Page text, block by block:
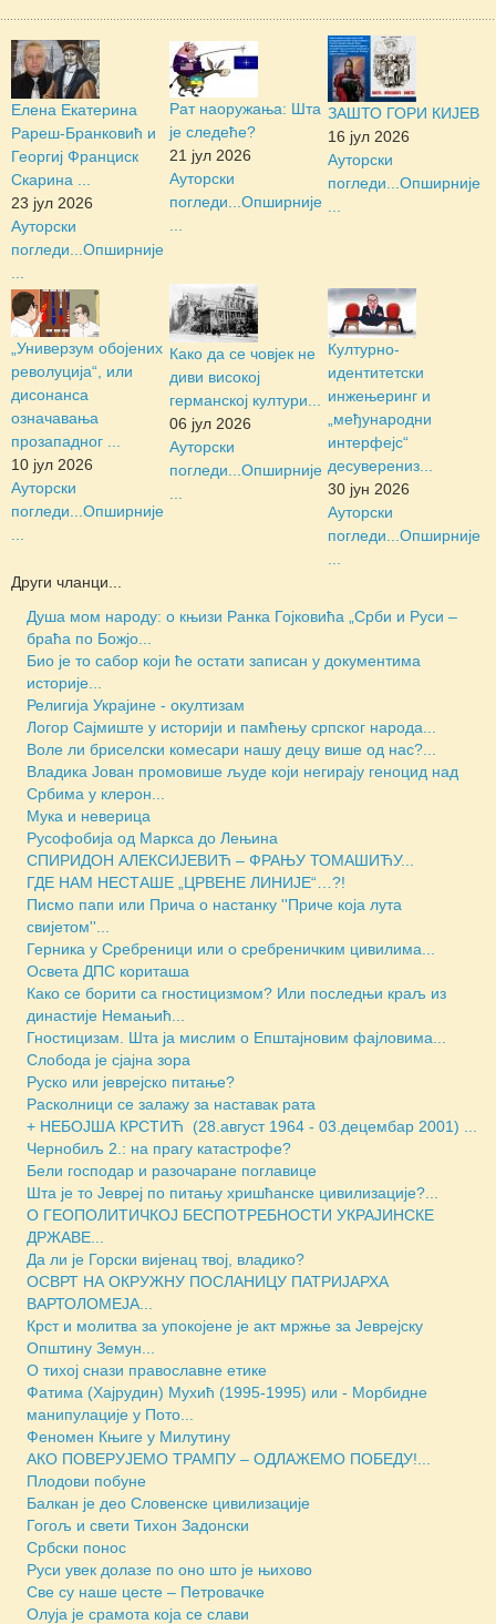
Елена Екатерина
Рареш-Бранковић и
Георгиј Франциск
Скарина ...
23 јул 2026
Ауторски
погледи... Опширније
Рат наоружања: Шта
је следеће?
21 јул 2026
Ауторски
погледи... Опширније
ЗАШТО ГОРИ КИЈЕВ
16 јул 2026
Ауторски
погледи... Опширније
„Универзум обојених
револуција“, или
дисонанса
означавања
прозападног ...
10 јул 2026
Ауторски
погледи... Опширније
Како да се човјек не
диви високој
германској култури...
06 јул 2026
Ауторски
погледи... Опширније
Културно-
идентитетски
инжењеринг и
„међународни
интерфејс“
десуверениз...
30 јун 2026
Ауторски
погледи... Опширније
Други чланци...
Душа мом народу: о књизи Ранка Гојковића „Срби и Руси –
браћа по Божјо...
Био је то сабор који ће остати записан у документима
историје...
Религија Украјине - окултизам
Логор Сајмиште у историји и памћењу српског народа...
Воле ли бриселски комесари нашу децу више од нас?...
Владика Јован промовише људе који негирају геноцид над
Србима у клерон...
Мука и неверица
Русофобија од Маркса до Лењина
СПИРИДОН АЛЕКСИЈЕВИЋ – ФРАЊУ ТОМАШИЋУ...
ГДЕ НАМ НЕСТАШЕ „ЦРВЕНЕ ЛИНИЈЕ“…?!
Писмо папи или Прича о настанку ''Приче која лута
свијетом''...
Герника у Сребреници или о сребреничким цивилима...
Освета ДПС кориташа
Како се борити са гностицизмом? Или последњи краљ из
династије Немањић...
Гностицизам. Шта ја мислим о Епштајновим фајловима...
Слобода је сјајна зора
Руско или јеврејско питање?
Расколници се залажу за наставак рата
+ НЕБОЈША КРСТИЋ (28.август 1964 - 03.децембар 2001) ...
Чернобиљ 2.: на прагу катастрофе?
Бели господар и разочаране поглавице
Шта је то Јевреј по питању хришћанске цивилизације?...
О ГЕОПОЛИТИЧКОЈ БЕСПОТРЕБНОСТИ УКРАЈИНСКЕ
ДРЖАВЕ...
Да ли је Горски вијенац твој, владико?
ОСВРТ НА ОКРУЖНУ ПОСЛАНИЦУ ПАТРИЈАРХА
ВАРТОЛОМЕЈА...
Крст и молитва за упокојене је акт мржње за Јеврејску
Општину Земун...
О тихој снази православне етике
Фатима (Хајрудин) Мухић (1995-1995) или - Морбидне
манипулације у Пото...
Феномен Књиге у Милутину
АКО ПОВЕРУЈЕМО ТРАМПУ – ОДЛАЖЕМО ПОБЕДУ!...
Плодови побуне
Балкан је део Словенске цивилизације
Гогољ и свети Тихон Задонски
Србски понос
Руси увек долазе по оно што је њихово
Све су наше цесте – Петровачке
Олуја је срамота која се слави